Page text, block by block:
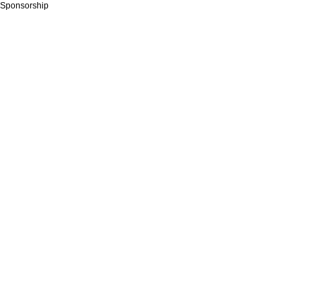
Sponsorship